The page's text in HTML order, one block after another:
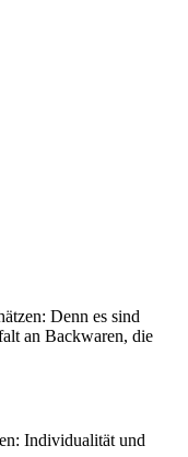
Denn es sind
an Backwaren, die
Individualität und